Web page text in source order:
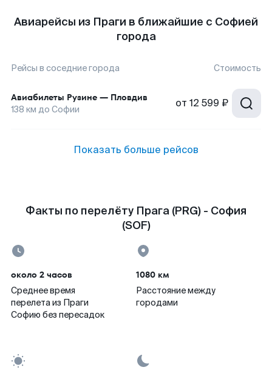
Авиарейсы из Праги в ближайшие с Софией
города
Рейсы в соседние города Стоимость
Авиабилеты Рузине — Пловдив
138 км до Софии от 12 599 ₽
Показать больше рейсов
Факты по перелёту Прага (PRG) - София
(SOF)
около 2 часов
Среднее время
перелета из Праги
Софию без пересадок
1080 км
Расстояние между
городами